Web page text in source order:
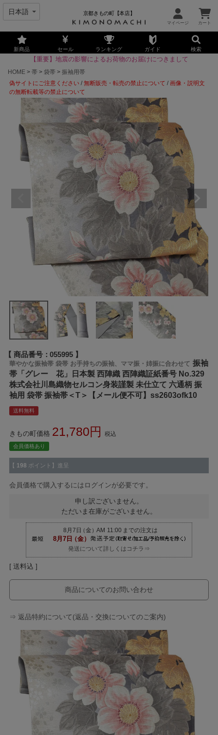
京都きもの町【本店】
新商品 セール ランキング ガイド 検索
【重要】地震の影響によるお荷物のお届けにつきまして
HOME
帯 袋帯
振袖用帯
偽サイトにご注意ください /無断販売・転売の禁止について /画像・説明文
の無断転載等の禁止について
商品番号 055995
華やかな振袖帯 袋帯 お手持ちの振袖、ママ振・姉振に合わせて 振袖
帯「グレー 花」日本製 西陣織 西陣織証紙番号 No.329
株式会社川島織物セルコン身装謹製 未仕立て 六通柄 振
袖用 袋帯 振袖帯＜T＞【メール便不可】ss2603ofk10
送料無料
きもの町価格 21,780 税込
会員価格あり
【 198 ポイント】進呈
会員価格で購入するにはログインが必要です。
申し訳ございません。
ただいま在庫がございません。
発送について詳しくはコチラ⇒
送料込
商品についてのお問い合わせ
⇒ 返品特約について(返品・交換についてのご案内)